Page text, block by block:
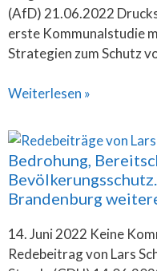
(AfD) 21.06.2022
erste Kommunalstudie
Strategien zum Schutz
Weiterlesen »
Bedrohung,
Brandenburg
14. Juni 2022 Keine
Redebeitrag von Lars